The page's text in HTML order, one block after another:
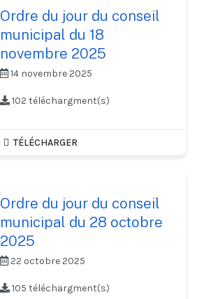
Ordre du jour du conseil
municipal du 18
novembre 2025
14 novembre 2025
102 téléchargment(s)
TÉLÉCHARGER
Ordre du jour du conseil
municipal du 28 octobre
2025
22 octobre 2025
105 téléchargment(s)